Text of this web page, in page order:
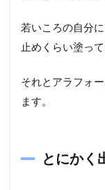
若いころの自分
止めくらい塗っ
それとアラフォ
ます。
とにかく